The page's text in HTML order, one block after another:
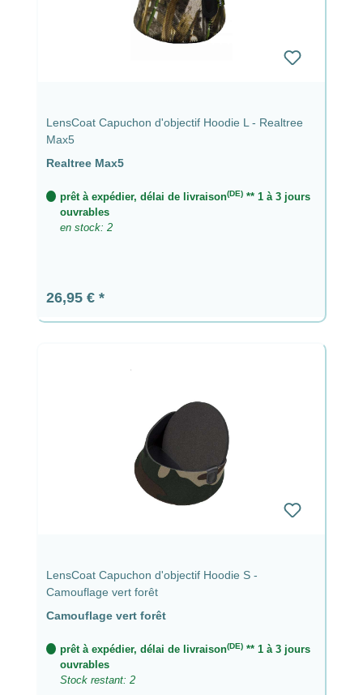
LensCoat Capuchon d'objectif Hoodie L - Realtree
Max5
Realtree Max5
prêt à expédier, délai de livraison(DE)** 1 à 3 jours
ouvrables
en stock: 2
Prix régulier :
26,95 €
LensCoat Capuchon d'objectif Hoodie S -
Camouflage vert forêt
Camouflage vert forêt
prêt à expédier, délai de livraison(DE)** 1 à 3 jours
ouvrables
Stock restant: 2